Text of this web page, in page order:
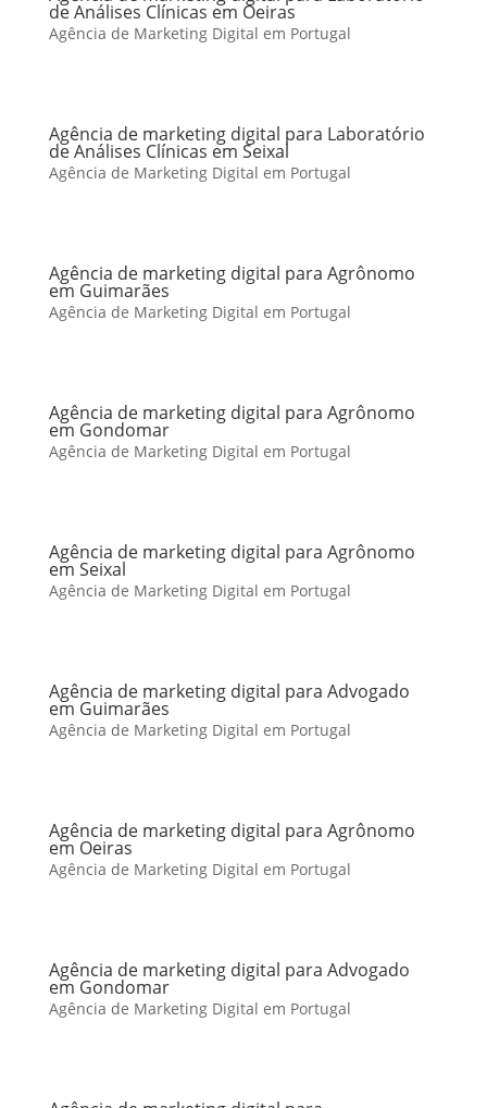
de Análises Clínicas em Oeiras
Agência de Marketing Digital em Portugal
Agência de marketing digital para Laboratório
de Análises Clínicas em Seixal
Agência de Marketing Digital em Portugal
Agência de marketing digital para Agrônomo
em Guimarães
Agência de Marketing Digital em Portugal
Agência de marketing digital para Agrônomo
em Gondomar
Agência de Marketing Digital em Portugal
Agência de marketing digital para Agrônomo
em Seixal
Agência de Marketing Digital em Portugal
Agência de marketing digital para Advogado
em Guimarães
Agência de Marketing Digital em Portugal
Agência de marketing digital para Agrônomo
em Oeiras
Agência de Marketing Digital em Portugal
Agência de marketing digital para Advogado
em Gondomar
Agência de Marketing Digital em Portugal